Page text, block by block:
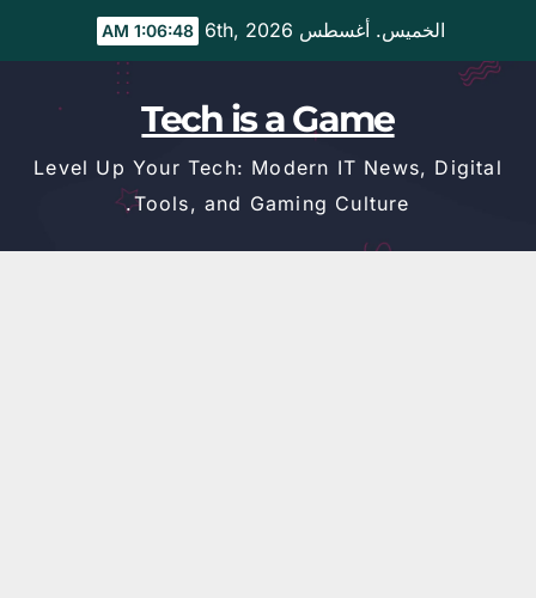
content
الخميس. أغسطس 6th, 2026 1:06:48 AM
Tech is a Game
Level Up Your Tech: Modern IT News, Digital
Tools, and Gaming Culture.